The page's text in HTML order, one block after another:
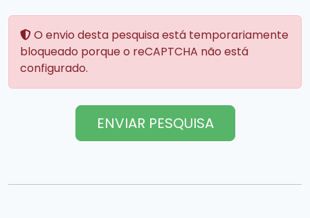
O envio desta pesquisa está temporariamente
bloqueado porque o reCAPTCHA não está
configurado.
ENVIAR PESQUISA